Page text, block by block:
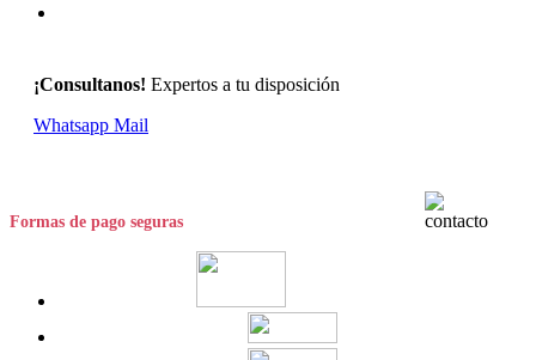
¡Consultanos! Expertos a tu disposición
Whatsapp Mail
Formas de pago seguras